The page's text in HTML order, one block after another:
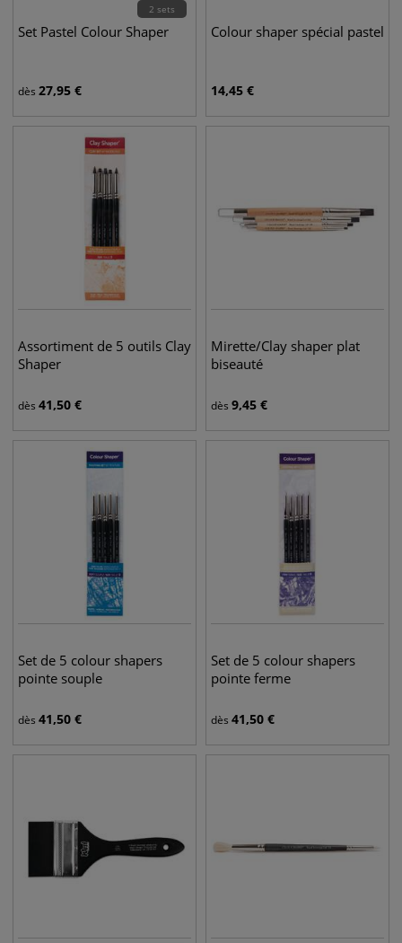
2 sets
Set Pastel Colour Shaper
dès 27,95 €
Colour shaper spécial pastel
14,45 €
Assortiment de 5 outils Clay
Shaper
dès 41,50 €
Mirette/Clay shaper plat
biseauté
dès 9,45 €
Set de 5 colour shapers
pointe souple
dès 41,50 €
Set de 5 colour shapers
pointe ferme
dès 41,50 €